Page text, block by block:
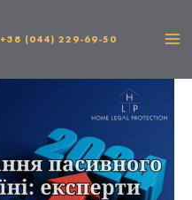
+38 (044) 229-69-50